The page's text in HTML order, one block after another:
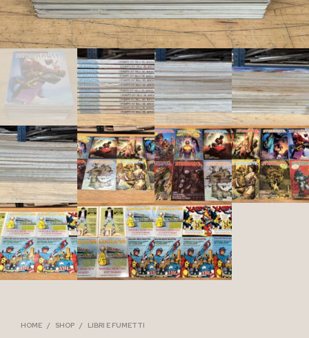
HOME / SHOP / LIBRI E FUMETTI